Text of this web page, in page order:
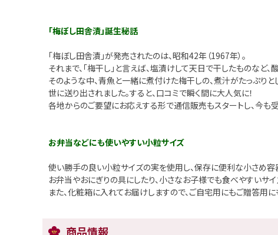
「梅ぼし田舎漬」誕生秘話
「梅ぼし田舎漬」が発売されたのは、昭和42年（1967年）。
それまで、「梅干し」と言えば、塩漬けして天日で干したものなど、
そのような中、青魚と一緒に煮付けた梅干しの、煮汁がたっぷり
世に送り出されました。すると、口コミで瞬く間に大人気に！
各地からのご要望にお応えする形で通信販売もスタートし、今も
お弁当などにも使いやすい小粒サイズ
使い勝手の良い小粒サイズの実を使用し、保存に便利な小さめ容
お弁当やおにぎりの具にしたり、小さなお子様でも食べやすいサイ
また、化粧箱に入れてお届けしますので、ご自宅用にもご贈答用に
商品情報